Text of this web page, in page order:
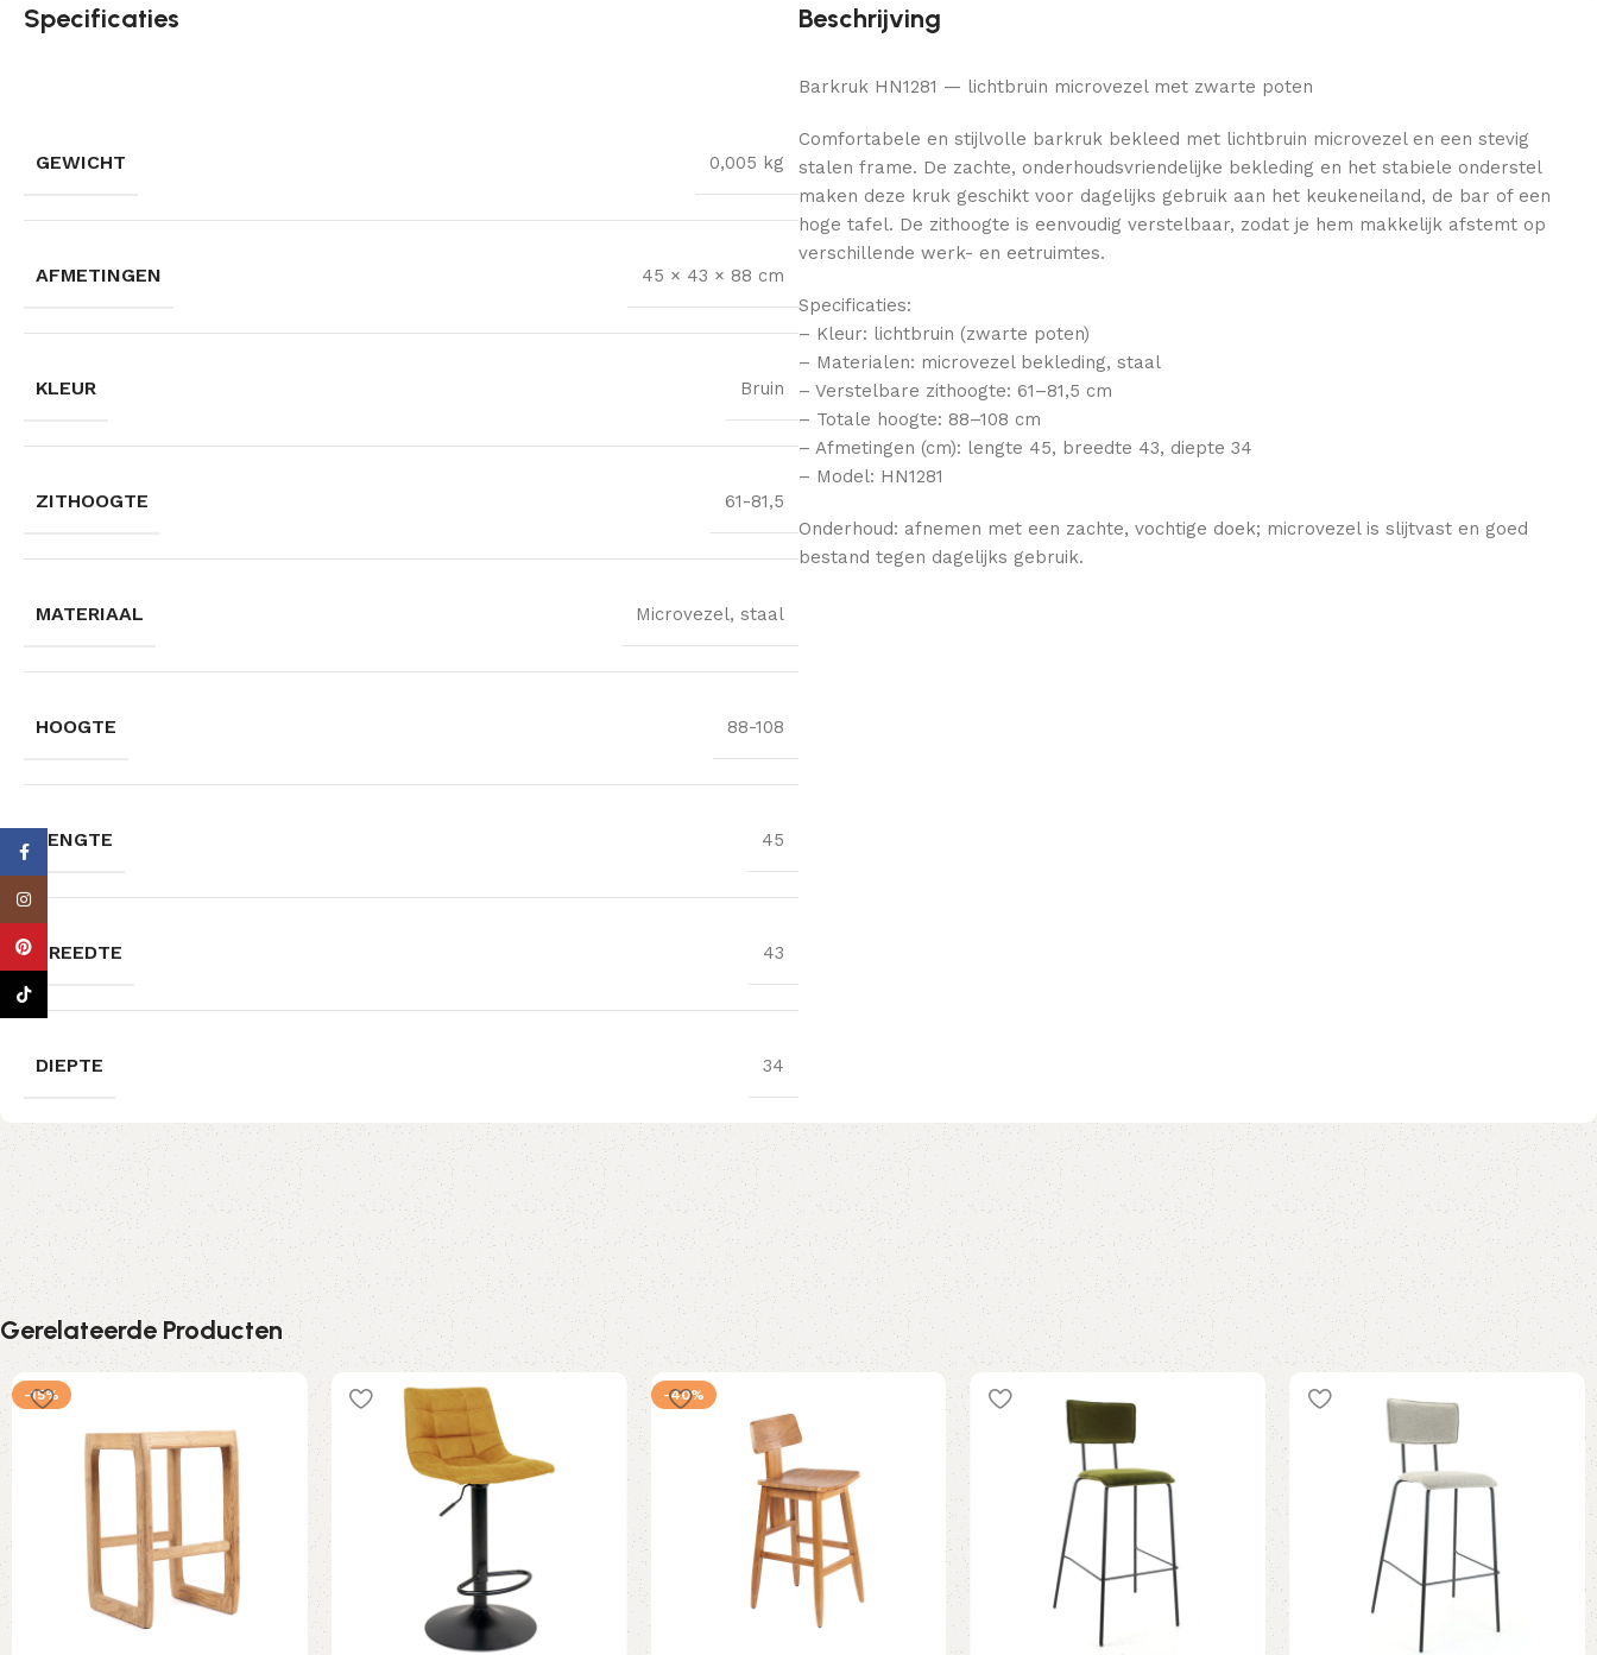
Specificaties
GEWICHT 0,005 kg
AFMETINGEN 45 × 43 × 88 cm
KLEUR Bruin
ZITHOOGTE 61-81,5
MATERIAAL Microvezel, staal
HOOGTE 88-108
LENGTE 45
BREEDTE 43
DIEPTE 34
Beschrijving
Barkruk HN1281 — lichtbruin microvezel met zwarte poten
Comfortabele en stijlvolle barkruk bekleed met lichtbruin microvezel en een stevig
stalen frame. De zachte, onderhoudsvriendelijke bekleding en het stabiele onderstel
maken deze kruk geschikt voor dagelijks gebruik aan het keukeneiland, de bar of een
hoge tafel. De zithoogte is eenvoudig verstelbaar, zodat je hem makkelijk afstemt op
verschillende werk- en eetruimtes.
Specificaties:
– Kleur: lichtbruin (zwarte poten)
– Materialen: microvezel bekleding, staal
– Verstelbare zithoogte: 61–81,5 cm
– Totale hoogte: 88–108 cm
– Afmetingen (cm): lengte 45, breedte 43, diepte 34
– Model: HN1281
Onderhoud: afnemen met een zachte, vochtige doek; microvezel is slijtvast en goed
bestand tegen dagelijks gebruik.
Gerelateerde Producten
-15% -40%
Facebook
Instagram
Pinterest